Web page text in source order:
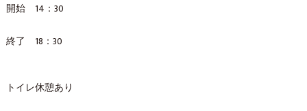
開始 14：30
終了 18：30
トイレ休憩あり